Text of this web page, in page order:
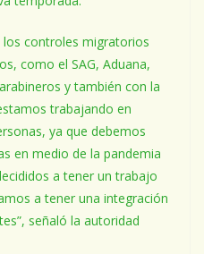
controles migratorios
como el SAG, Aduana,
y también con la
trabajando en
ya que debemos
en medio de la pandemia
a tener un trabajo
a tener una integración
señaló la autoridad